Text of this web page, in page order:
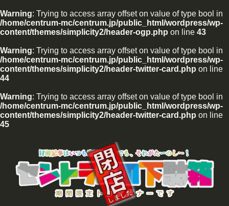
Warning: Trying to access array offset on value of type bool in
/home/centrum-mc/centrum.jp/public_html/wordpress/wp-
content/themes/simplicity2/header-ogp.php on line 43
Warning: Trying to access array offset on value of type bool in
/home/centrum-mc/centrum.jp/public_html/wordpress/wp-
content/themes/simplicity2/header-twitter-card.php on line
44
Warning: Trying to access array offset on value of type bool in
/home/centrum-mc/centrum.jp/public_html/wordpress/wp-
content/themes/simplicity2/header-twitter-card.php on line
45